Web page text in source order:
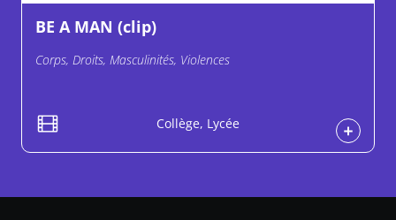
BE A MAN (clip)
Corps, Droits, Masculinités, Violences
Collège, Lycée